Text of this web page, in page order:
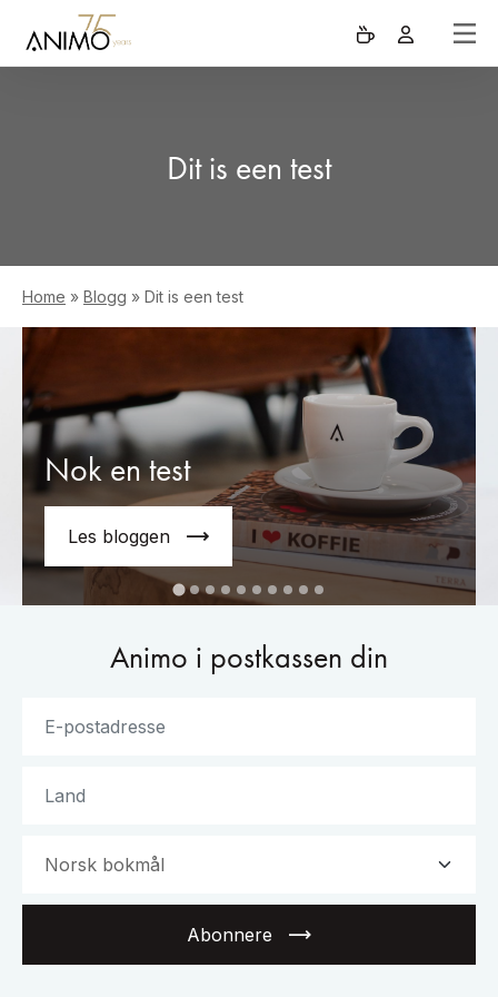
Dit is een test
Home » Blogg » Dit is een test
Nok en test
Les bloggen
Animo i postkassen din
Abonnere